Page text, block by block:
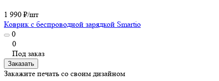
1 990 ₽/шт
Коврик с беспроводной зарядкой Smartio
0
0
Под заказ
Заказать
Закажите печать со своим дизайном